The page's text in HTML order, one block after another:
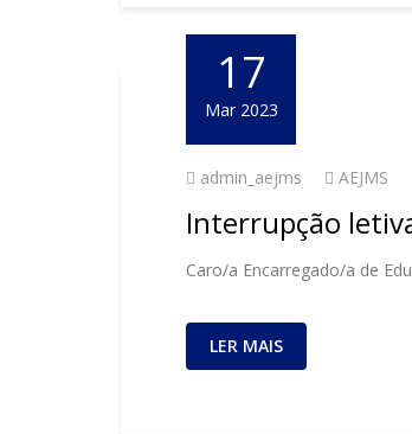
17
Mar 2023
admin_aejms AEJMS
Interrupção
Caro/a Encarregado/a de
LER MAIS